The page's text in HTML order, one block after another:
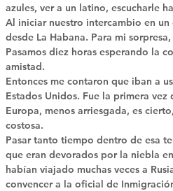
azules, ver a un latino, escucharle
Al iniciar nuestro intercambio en
desde La Habana. Para mi
Pasamos diez horas esperando la
amistad.
Entonces me contaron que iban a
Estados Unidos. Fue la primera
Europa, menos arriesgada, es
costosa.
Pasar tanto tiempo dentro de esa
que eran devorados por la niebla
habían viajado muchas veces a
convencer a la oficial de